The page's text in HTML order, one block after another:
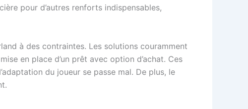
pour d’autres renforts indispensables,
à des contraintes. Les solutions couramment
en place d’un prêt avec option d’achat. Ces
du joueur se passe mal. De plus, le